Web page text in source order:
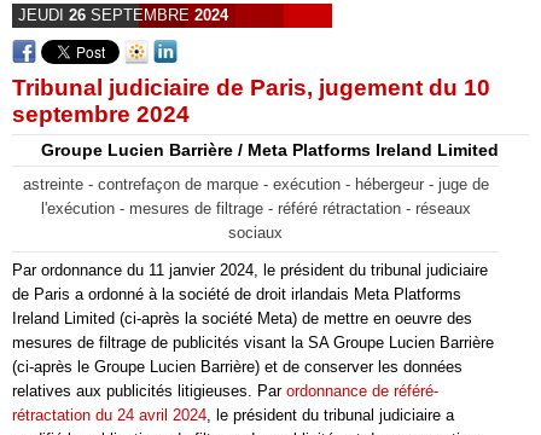
JEUDI 26 SEPTEMBRE 2024
Tribunal judiciaire de Paris, jugement du 10
septembre 2024
Groupe Lucien Barrière / Meta Platforms Ireland Limited
astreinte - contrefaçon de marque - exécution - hébergeur - juge de
l'exécution - mesures de filtrage - référé rétractation - réseaux
sociaux
Par ordonnance du 11 janvier 2024, le président du tribunal judiciaire
de Paris a ordonné à la société de droit irlandais Meta Platforms
Ireland Limited (ci-après la société Meta) de mettre en oeuvre des
mesures de filtrage de publicités visant la SA Groupe Lucien Barrière
(ci-après le Groupe Lucien Barrière) et de conserver les données
relatives aux publicités litigieuses. Par ordonnance de référé-
rétractation du 24 avril 2024, le président du tribunal judiciaire a